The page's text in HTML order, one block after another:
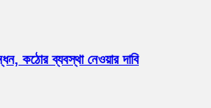
কঠোর ব্যবস্থা নেওয়ার দাবি